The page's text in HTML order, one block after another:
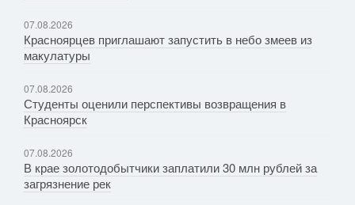
07.08.2026
Красноярцев приглашают запустить в небо змеев из
макулатуры
07.08.2026
Студенты оценили перспективы возвращения в
Красноярск
07.08.2026
В крае золотодобытчики заплатили 30 млн рублей за
загрязнение рек